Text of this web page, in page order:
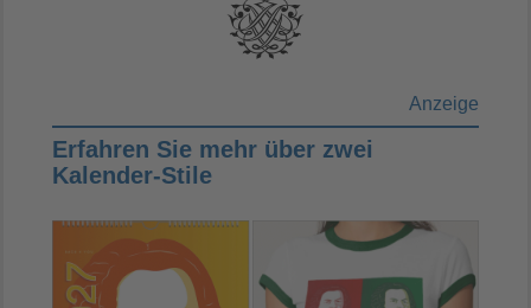
Anzeige
Erfahren Sie mehr über zwei
Kalender-Stile